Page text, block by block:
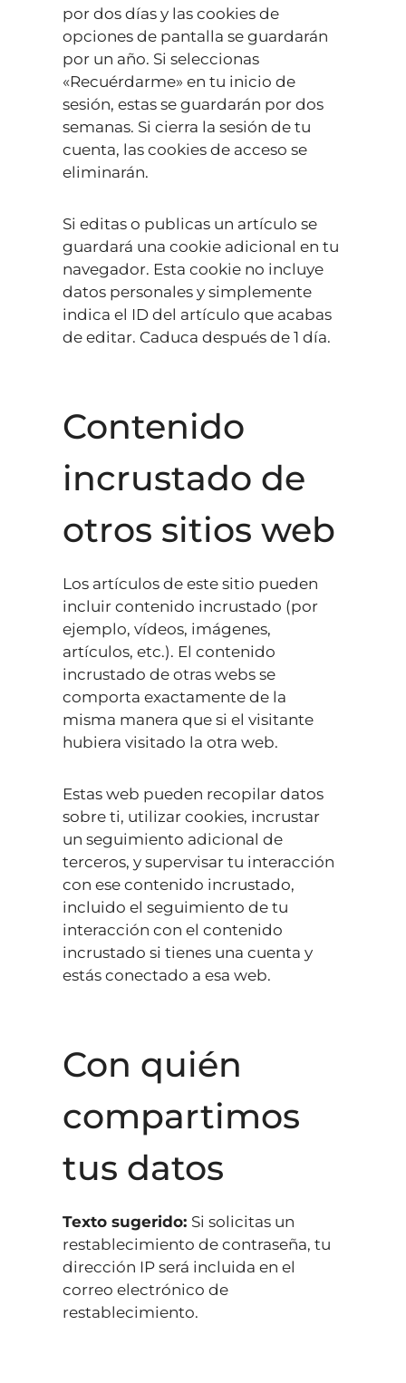
por dos días y las cookies de
opciones de pantalla se guardarán
por un año. Si seleccionas
«Recuérdarme» en tu inicio de
sesión, estas se guardarán por dos
semanas. Si cierra la sesión de tu
cuenta, las cookies de acceso se
eliminarán.
Si editas o publicas un artículo se
guardará una cookie adicional en tu
navegador. Esta cookie no incluye
datos personales y simplemente
indica el ID del artículo que acabas
de editar. Caduca después de 1 día.
Contenido
incrustado de
otros sitios web
Los artículos de este sitio pueden
incluir contenido incrustado (por
ejemplo, vídeos, imágenes,
artículos, etc.). El contenido
incrustado de otras webs se
comporta exactamente de la
misma manera que si el visitante
hubiera visitado la otra web.
Estas web pueden recopilar datos
sobre ti, utilizar cookies, incrustar
un seguimiento adicional de
terceros, y supervisar tu interacción
con ese contenido incrustado,
incluido el seguimiento de tu
interacción con el contenido
incrustado si tienes una cuenta y
estás conectado a esa web.
Con quién
compartimos
tus datos
Texto sugerido: Si solicitas un
restablecimiento de contraseña, tu
dirección IP será incluida en el
correo electrónico de
restablecimiento.